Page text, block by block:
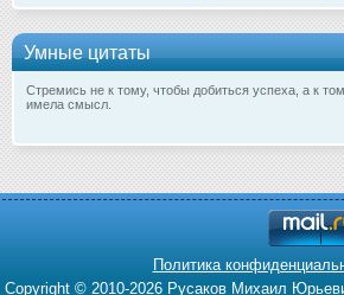
Умные цитаты
Стремись не к тому, чтобы добиться успеха, а к
имела смысл.
Политика
Copyright © 2010-2026 Русаков Михаил